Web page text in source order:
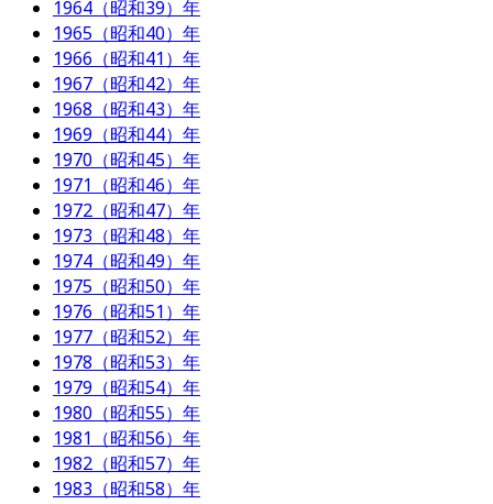
1964（昭和39）年
1965（昭和40）年
1966（昭和41）年
1967（昭和42）年
1968（昭和43）年
1969（昭和44）年
1970（昭和45）年
1971（昭和46）年
1972（昭和47）年
1973（昭和48）年
1974（昭和49）年
1975（昭和50）年
1976（昭和51）年
1977（昭和52）年
1978（昭和53）年
1979（昭和54）年
1980（昭和55）年
1981（昭和56）年
1982（昭和57）年
1983（昭和58）年